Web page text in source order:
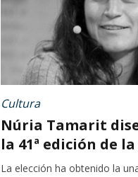
Cultura
Núria Tamarit
la 41ª edición de
La elección ha obtenido la